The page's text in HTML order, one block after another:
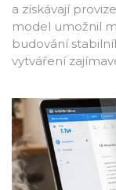
a získávají
model umožnil
budování
vytváření
nezbytné pro